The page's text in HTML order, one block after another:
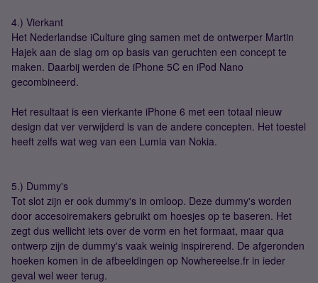
4.) Vierkant
Het Nederlandse iCulture ging samen met de ontwerper Martin
Hajek aan de slag om op basis van geruchten een concept te
maken. Daarbij werden de iPhone 5C en iPod Nano
gecombineerd.
Het resultaat is een vierkante iPhone 6 met een totaal nieuw
design dat ver verwijderd is van de andere concepten. Het toestel
heeft zelfs wat weg van een Lumia van Nokia.
5.) Dummy's
Tot slot zijn er ook dummy's in omloop. Deze dummy's worden
door accesoiremakers gebruikt om hoesjes op te baseren. Het
zegt dus wellicht iets over de vorm en het formaat, maar qua
ontwerp zijn de dummy's vaak weinig inspirerend. De afgeronden
hoeken komen in de afbeeldingen op Nowhereelse.fr in ieder
geval wel weer terug.